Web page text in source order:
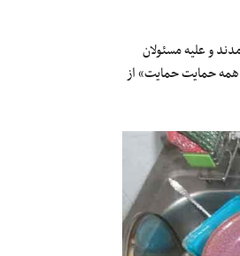
به خیابان‌ها آمدند و علیه مسئولان
همه حمایت حمایت» از